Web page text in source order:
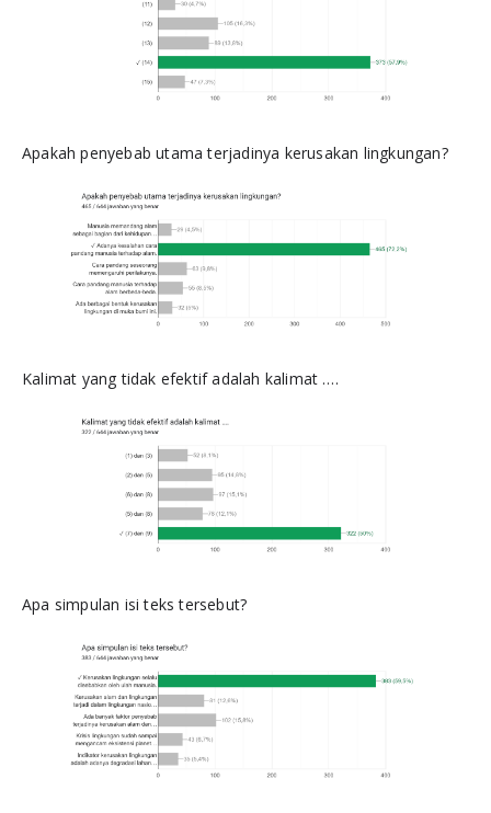
Apakah penyebab utama terjadinya kerusakan lingkungan?
Kalimat yang tidak efektif adalah kalimat ….
Apa simpulan isi teks tersebut?